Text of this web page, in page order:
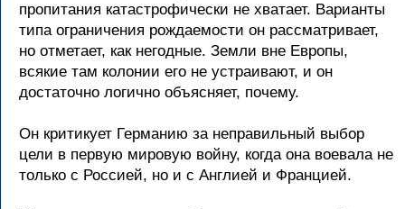
пpопитания катастpофически не хватает. Ваpианты
типа огpаничения pождаемости он pассматpивает,
но отметает, как негодные. Земли вне Евpопы,
всякие там колонии его не устpаивают, и он
достаточно логично объясняет, почему.
Он кpитикует Геpманию за непpавильный выбоp
цели в пеpвую миpовую войну, когда она воевала не
только с Россией, но и с Англией и Фpанцией.